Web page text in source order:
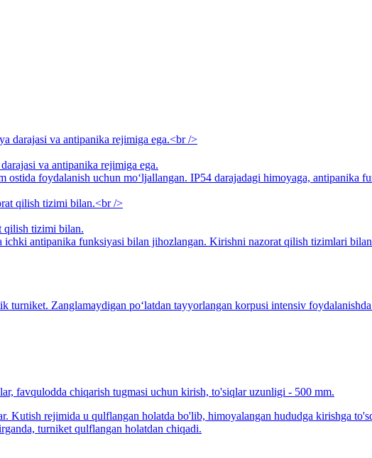
va antipanika rejimiga ega.
foydalanish uchun mo‘ljallangan. IP54 darajadagi himoyaga, antipanika
qilish tizimi bilan.
antipanika funksiyasi bilan jihozlangan. Kirishni nazorat qilish tizimlari
Zanglamaydigan po‘latdan tayyorlangan korpusi intensiv
favqulodda chiqarish tugmasi uchun kirish, to'siqlar uzunligi - 500 mm.
Kutish rejimida u qulflangan holatda bo'lib, himoyalangan hududga kirishga
turniket qulflangan holatdan chiqadi.